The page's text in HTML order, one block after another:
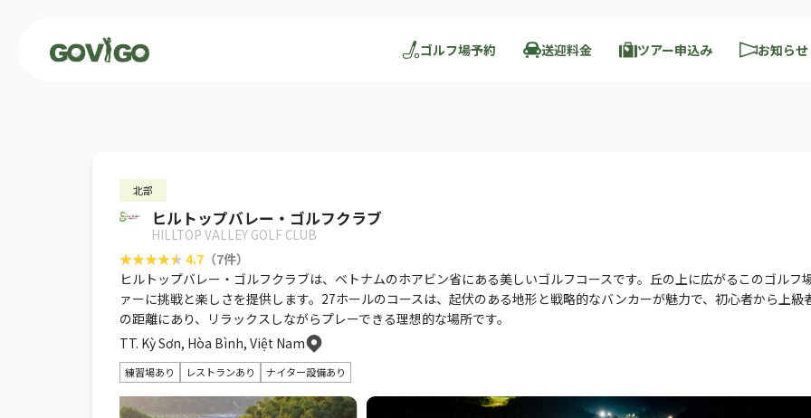
ゴルフ場予約 送迎料金 ツアー申込み お知ら
北部
ヒルトップバレー・ゴルフクラブ
HILLTOP VALLEY GOLF CLUB
4.7 （7件）
ヒルトップバレー・ゴルフクラブは、ベトナムのホアビン省にある美しいゴルフコースです。丘の上に広がるこのゴル
ァーに挑戦と楽しさを提供します。27ホールのコースは、起伏のある地形と戦略的なバンカーが魅力で、初心者から上
の距離にあり、リラックスしながらプレーできる理想的な場所です。
TT. Kỳ Sơn, Hòa Bình, Việt Nam
練習場あり レストランあり ナイター設備あり